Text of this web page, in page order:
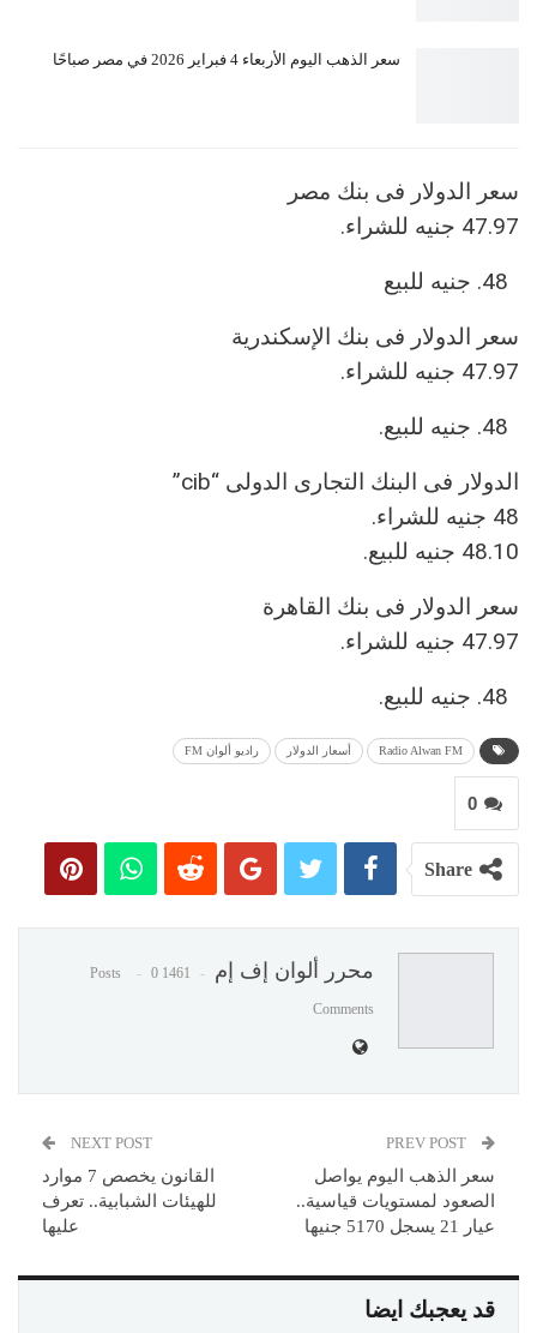
سعر الذهب اليوم الأربعاء 4 فبراير 2026 في مصر صباحًا
سعر الدولار فى بنك مصر
47.97 جنيه للشراء.
جنيه للبيع
سعر الدولار فى بنك الإسكندرية
47.97 جنيه للشراء.
جنيه للبيع.
الدولار فى البنك التجارى الدولى “cib”
48 جنيه للشراء.
48.10 جنيه للبيع.
سعر الدولار فى بنك القاهرة
47.97 جنيه للشراء.
جنيه للبيع.
Radio Alwan FM أسعار الدولار راديو ألوان FM
0
Share
محرر ألوان إف إم 1461 Posts
0
Comments
سعر الذهب اليوم يواصل
الصعود لمستويات قياسية..
عيار 21 يسجل 5170 جنيها
NEXT POST
القانون يخصص 7 موارد
للهيئات الشبابية.. تعرف
عليها
قد يعجبك ايضا